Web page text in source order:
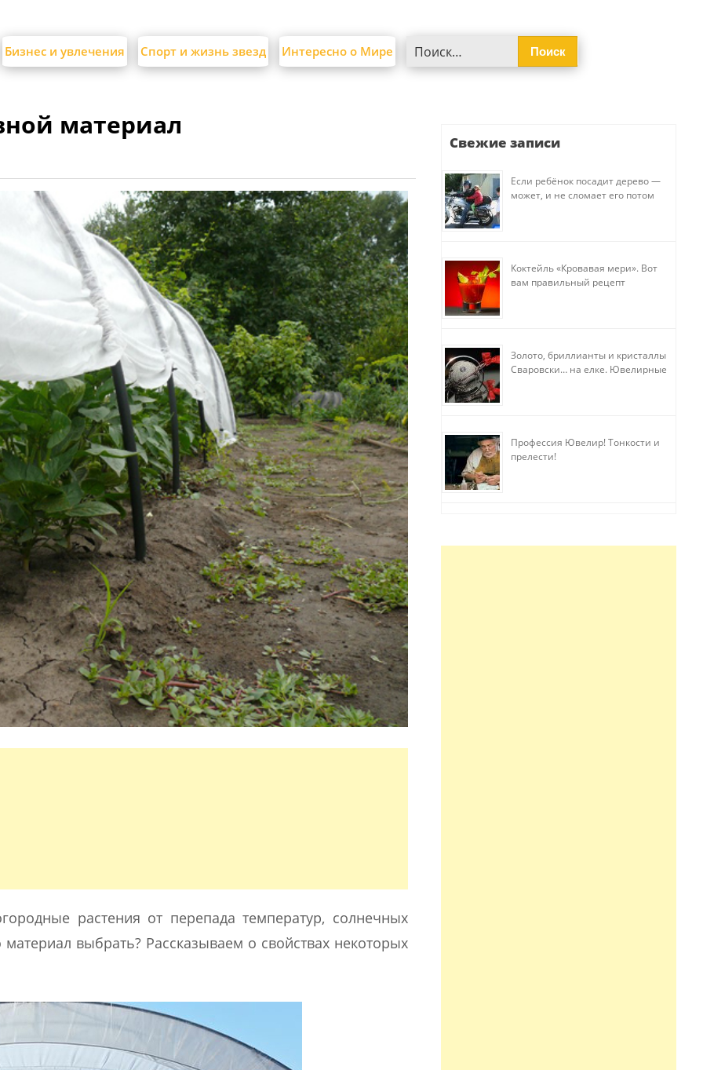
Бизнес и увлечения Спорт и жизнь звезд Интересно о Мире
материал
растения от перепада температур, солнечных
выбрать? Рассказываем о свойствах некоторых
Свежие записи
Если ребёнок посадит дерево —
может, и не сломает его потом
Коктейль «Кровавая мери». Вот
вам правильный рецепт
Золото, бриллианты и кристаллы
Сваровски… на елке. Ювелирные
Профессия Ювелир! Тонкости и
прелести!